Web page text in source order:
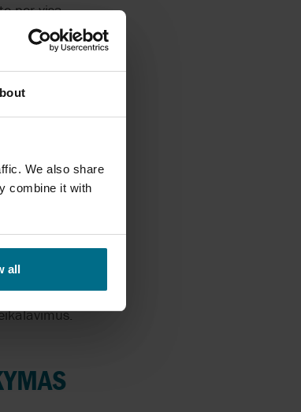
We also share
combine it with
all
per visą
aiškią
ir
Jie
našumas,